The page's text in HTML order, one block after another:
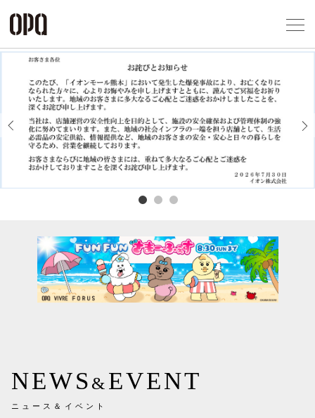
Previous
NEWS & EVENT
ニュース＆イベント
企業情報
お問い合わせ
プライバシ
ソーシャル